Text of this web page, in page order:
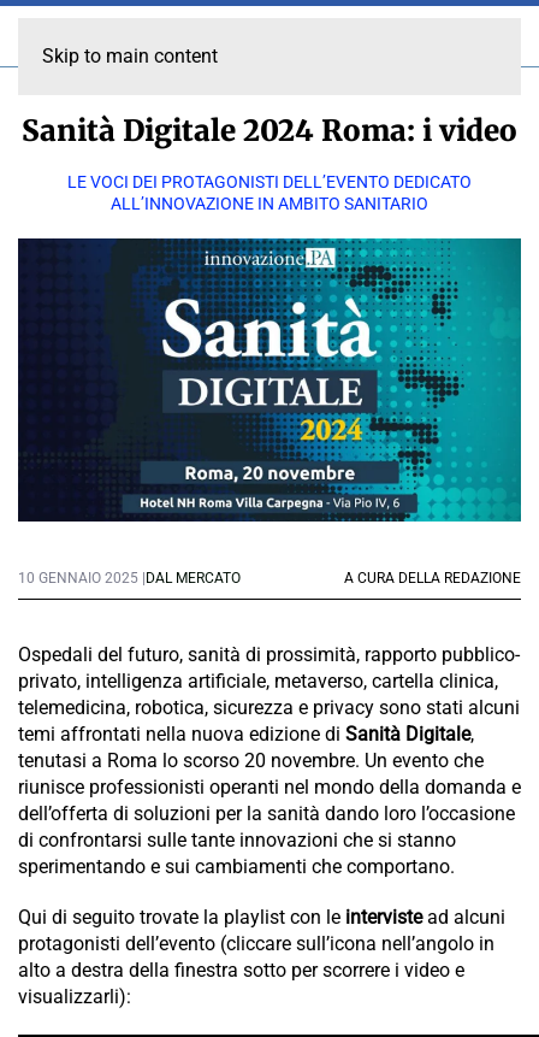
Skip to main content
Sanità Digitale 2024 Roma: i video
LE VOCI DEI PROTAGONISTI DELL’EVENTO DEDICATO
ALL’INNOVAZIONE IN AMBITO SANITARIO
10 GENNAIO 2025 | DAL MERCATO A CURA DELLA REDAZIONE
Ospedali del futuro, sanità di prossimità, rapporto pubblico-
privato, intelligenza artificiale, metaverso, cartella clinica,
telemedicina, robotica, sicurezza e privacy sono stati alcuni
temi affrontati nella nuova edizione di Sanità Digitale,
tenutasi a Roma lo scorso 20 novembre. Un evento che
riunisce professionisti operanti nel mondo della domanda e
dell’offerta di soluzioni per la sanità dando loro l’occasione
di confrontarsi sulle tante innovazioni che si stanno
sperimentando e sui cambiamenti che comportano.
Qui di seguito trovate la playlist con le intervistead alcuni
protagonisti dell’evento (cliccare sull’icona nell’angolo in
alto a destra della finestra sotto per scorrere i video e
visualizzarli):